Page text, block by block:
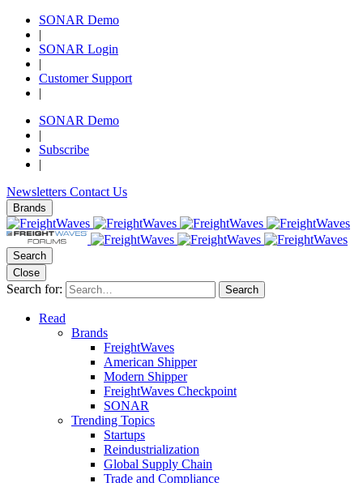
SONAR Demo
|
SONAR Login
|
Customer Support
|
SONAR Demo
|
Subscribe
|
Newsletters Contact Us
Brands
Search
Close
Search for: Search
Read
Brands
FreightWaves
American Shipper
Modern Shipper
FreightWaves Checkpoint
SONAR
Trending Topics
Startups
Reindustrialization
Global Supply Chain
Trade and Compliance